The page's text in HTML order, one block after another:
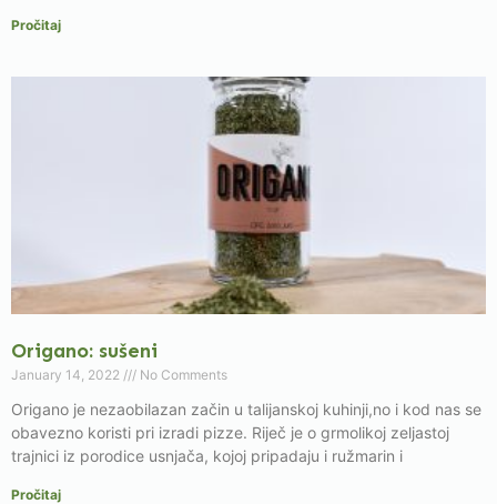
Pročitaj
Origano: sušeni
January 14, 2022 No Comments
Origano je nezaobilazan začin u talijanskoj kuhinji,no i kod nas se
obavezno koristi pri izradi pizze. Riječ je o grmolikoj zeljastoj
trajnici iz porodice usnjača, kojoj pripadaju i ružmarin i
Pročitaj